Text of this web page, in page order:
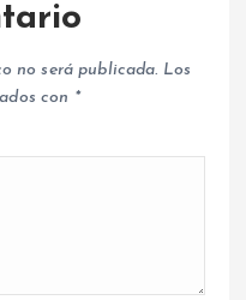
no será publicada. Los
con *